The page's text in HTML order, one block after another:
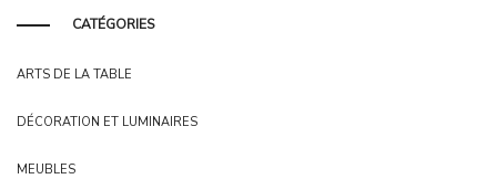
CATÉGORIES
ARTS DE LA TABLE
DÉCORATION ET LUMINAIRES
MEUBLES